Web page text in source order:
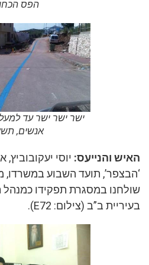
הפס
ישר ישר ישר עד
אנשים,
האיש והנייעס: יוסי
‘הבצפר’, תועד השבוע במשרדו,
שולחנו במסגרת תפקידו כמנהל
בעיריית ב”ב (צילום: E72).